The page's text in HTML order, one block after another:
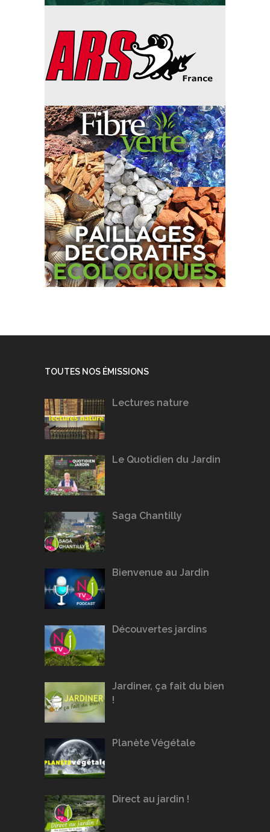
TOUTES NOS ÉMISSIONS
Lectures nature
Le Quotidien du Jardin
Saga Chantilly
Bienvenue au Jardin
Découvertes jardins
Jardiner, ça fait du bien
!
Planète Végétale
Direct au jardin !